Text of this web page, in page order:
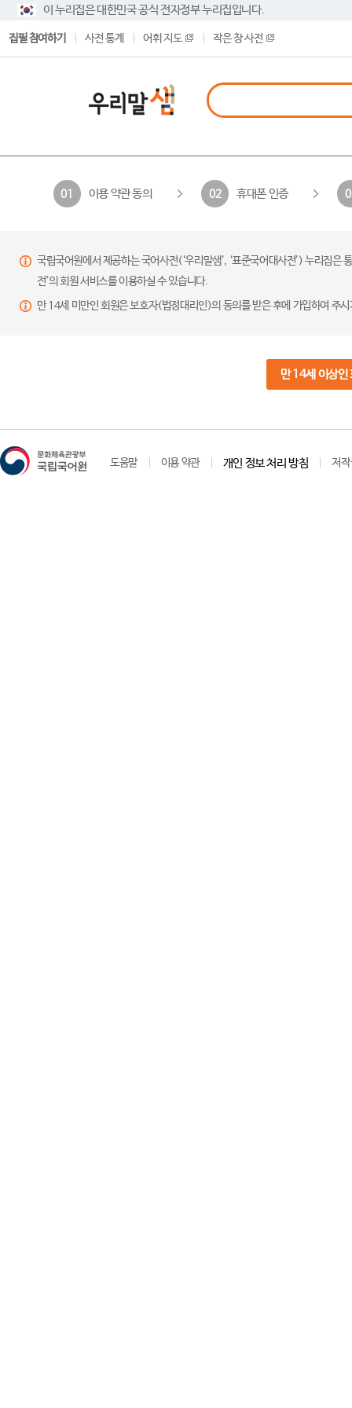
이 누리집은 대한민국 공식 전자정부 누리집입니다.
집필 참여하기 사전 통계 어휘 지도 작은 창 사전
01 이용 약관 동의 02 휴대폰 인증
국립국어원에서 제공하는 국어사전(‘우리말샘’, ‘표준국어대사전’) 누리집
전’의 회원 서비스를 이용하실 수 있습니다.
만 14세 미만인 회원은 보호자(법정대리인)의 동의를 받은 후에 가입하여 주
만 14세 이상인
도움말 이용 약관 개인 정보 처리 방침 저